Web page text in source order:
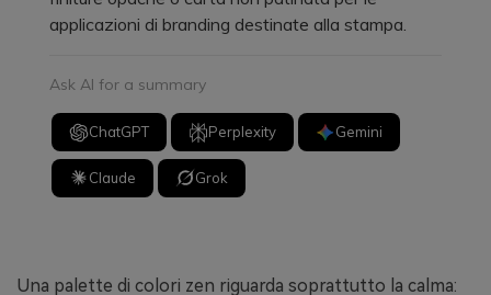
applicazioni di branding destinate alla stampa.
Ask AI for a summary
ChatGPT Perplexity Gemini
Claude Grok
Una palette di colori zen riguarda soprattutto la calma: